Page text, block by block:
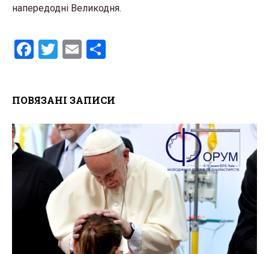
напередодні Великодня.
F
b
o
o
k
T
er
E
e
ПОВЯЗАНІ ЗАПИСИ